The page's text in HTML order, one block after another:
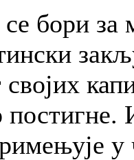
бори
у